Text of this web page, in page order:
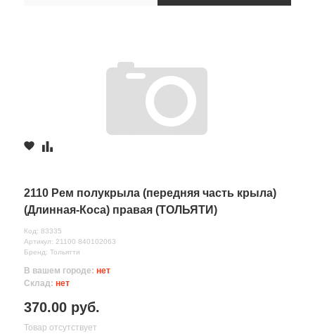
2110 Рем полукрыла (передняя часть крыла)
(Длинная-Коса) правая (ТОЛЬЯТИ)
Код: 83335
Артикул: 21100 840102063
Бренд: Тольятти
В вашем городе: нет
Склад: нет
370.00 руб.
Товар отсутствует